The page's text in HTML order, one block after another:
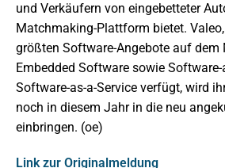
und Verkäufern von eingebetteter
Matchmaking-Plattform bietet.
größten Software-Angebote auf dem
Embedded Software sowie
Software-as-a-Service verfügt, wird
noch in diesem Jahr in die neu
einbringen. (oe)
Link zur Originalmeldung